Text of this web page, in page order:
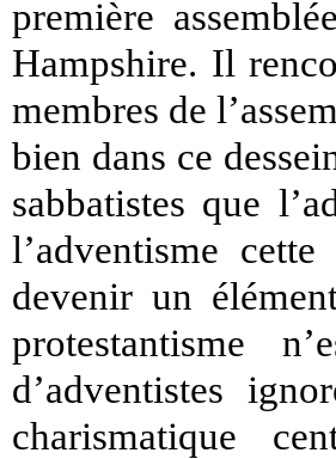
première
Hampshire. Il
membres de
bien dans ce
sabbatistes que
l’adventisme
devenir un
protestantisme
d’adventistes
charismatique